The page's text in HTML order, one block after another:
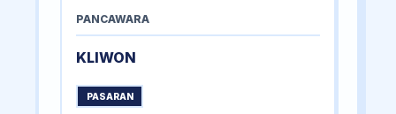
PANCAWARA
KLIWON
PASARAN